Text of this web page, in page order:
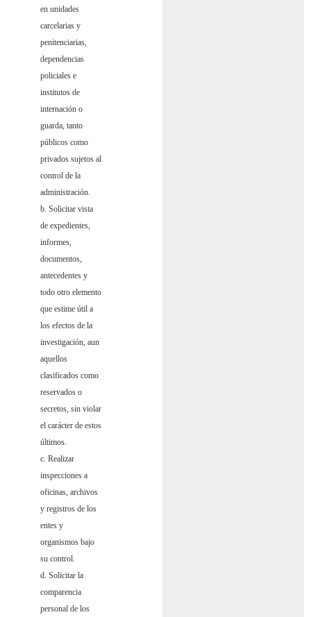
en unidades
carcelarias y
penitenciarias,
dependencias
policiales e
institutos de
internación o
guarda, tanto
públicos como
privados sujetos al
control de la
administración.
b. Solicitar vista
de expedientes,
informes,
documentos,
antecedentes y
todo otro elemento
que estime útil a
los efectos de la
investigación, aun
aquellos
clasificados como
reservados o
secretos, sin violar
el carácter de estos
últimos.
c. Realizar
inspecciones a
oficinas, archivos
y registros de los
entes y
organismos bajo
su control.
d. Solicitar la
comparencia
personal de los